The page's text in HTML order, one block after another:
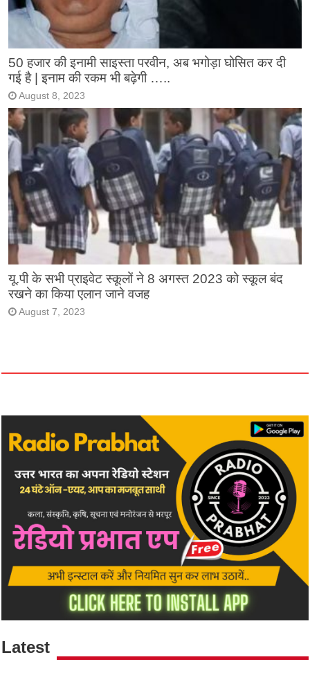
50 हजार की इनामी साइस्ता परवीन, अब भगोड़ा घोसित कर दी
गई है | इनाम की रकम भी बढ़ेगी …..
August 8, 2023
यू.पी के सभी प्राइवेट स्कूलों ने 8 अगस्त 2023 को स्कूल बंद
रखने का किया एलान जाने वजह
August 7, 2023
Latest